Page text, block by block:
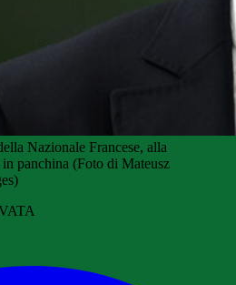
Nazionale Francese, alla
in panchina (Foto di Mateusz